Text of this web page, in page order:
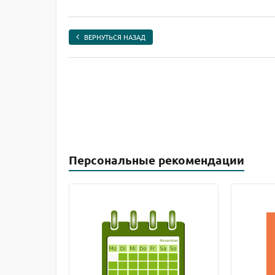
ВЕРНУТЬСЯ НАЗАД
Персональные рекомендации